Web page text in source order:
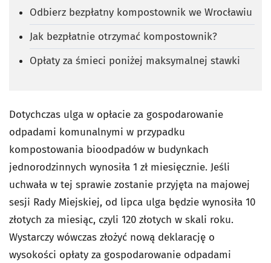
Odbierz bezpłatny kompostownik we Wrocławiu
Jak bezpłatnie otrzymać kompostownik?
Opłaty za śmieci poniżej maksymalnej stawki
Dotychczas ulga w opłacie za gospodarowanie
odpadami komunalnymi w przypadku
kompostowania bioodpadów w budynkach
jednorodzinnych wynosiła 1 zł miesięcznie. Jeśli
uchwała w tej sprawie zostanie przyjęta na majowej
sesji Rady Miejskiej, od lipca ulga będzie wynosiła 10
złotych za miesiąc, czyli 120 złotych w skali roku.
Wystarczy wówczas złożyć nową deklarację o
wysokości opłaty za gospodarowanie odpadami